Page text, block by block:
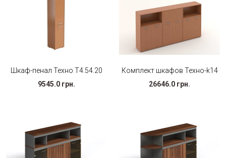
Шкаф-пенал Техно T4.54.20
9545.0 грн.
Комплект шкафов Техно-k14
26646.0 грн.